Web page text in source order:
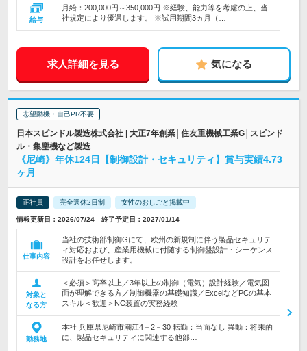
給与
月給：200,000円～350,000円 ※経験、能力等を考慮の上、当
社規定により優遇します。 ※試用期間3ヵ月（…
求人詳細を見る 気になる
志望動機・自己PR不要
日本スピンドル製造株式会社 | 大正7年創業│住友重機械工業G│スピンド
ル・集塵機など製造
《尼崎》年休124日【制御設計・セキュリティ】賞与実績4.73
ヶ月
正社員 完全週休2日制 女性のおしごと掲載中
情報更新日：2026/07/24 終了予定日：2027/01/14
仕事内容
当社の技術部制御Gにて、欧州の新規制に伴う製品セキュリテ
ィ対応および、産業用機械に付随する制御盤設計・シーケンス
設計をお任せします。
対象と
なる方
＜必須＞高卒以上／3年以上の制御（電気）設計経験／電気図
面が理解できる方／制御機器の基礎知識／ExcelなどPCの基本
スキル＜歓迎＞NC装置の実務経験
勤務地
本社 兵庫県尼崎市潮江4－2－30 転勤：当面なし 異動：将来的
に、製品セキュリティに関連する他部…